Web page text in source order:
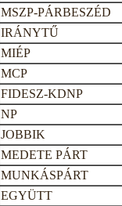
MSZP-PÁRBESZÉD
IRÁNYTŰ
MIÉP
MCP
FIDESZ-KDNP
NP
JOBBIK
MEDETE PÁRT
MUNKÁSPÁRT
EGYÜTT